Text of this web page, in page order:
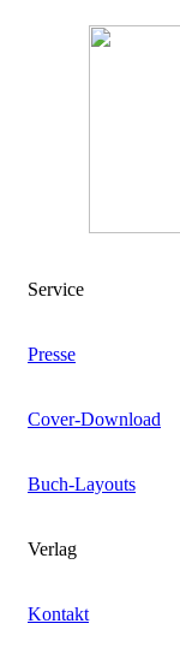
Service
Presse
Cover-Download
Buch-Layouts
Verlag
Kontakt